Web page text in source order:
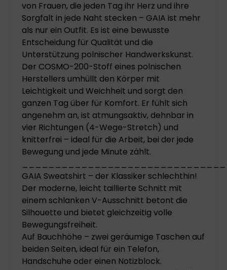
von Frauen, die jeden Tag ihr Herz und ihre
Sorgfalt in jede Naht stecken – GAIA ist mehr
als nur ein Outfit. Es ist eine bewusste
Entscheidung für Qualität und die
Unterstützung polnischer Handwerkskunst.
Der COSMO-200-Stoff eines polnischen
Herstellers umhüllt den Körper mit
Leichtigkeit und Weichheit und sorgt den
ganzen Tag über für Komfort. Er fühlt sich
angenehm an, ist atmungsaktiv, dehnbar in
vier Richtungen (4-Wege-Stretch) und
knitterfrei – ideal für die Arbeit, bei der jede
Bewegung und jede Minute zählt.
GAIA Sweatshirt – der Klassiker schlechthin!
Der moderne, leicht taillierte Schnitt mit
einem schlanken V-Ausschnitt betont die
Silhouette und bietet gleichzeitig volle
Bewegungsfreiheit.
Auf Bauchhöhe – zwei geräumige Taschen auf
beiden Seiten, ideal für ein Telefon,
Handschuhe oder einen Notizblock.